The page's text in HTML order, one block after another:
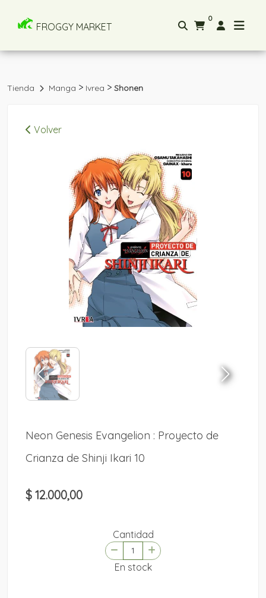
FROGGY MARKET
0
Tienda Manga > Ivrea > Shonen
Volver
Neon Genesis Evangelion : Proyecto de
Crianza de Shinji Ikari 10
$ 12.000,00
Cantidad
En stock